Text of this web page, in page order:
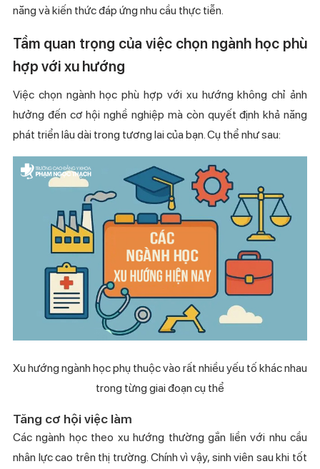
năng và kiến thức đáp ứng nhu cầu thực tiễn.
Tầm quan trọng của việc chọn ngành học phù
hợp với xu hướng
Việc chọn ngành học phù hợp với xu hướng không chỉ ảnh
hưởng đến cơ hội nghề nghiệp mà còn quyết định khả năng
phát triển lâu dài trong tương lai của bạn. Cụ thể như sau:
Xu hướng ngành học phụ thuộc vào rất nhiều yếu tố khác nhau
trong từng giai đoạn cụ thể
Tăng cơ hội việc làm
Các ngành học theo xu hướng thường gắn liền với nhu cầu
nhân lực cao trên thị trường. Chính vì vậy, sinh viên sau khi tốt